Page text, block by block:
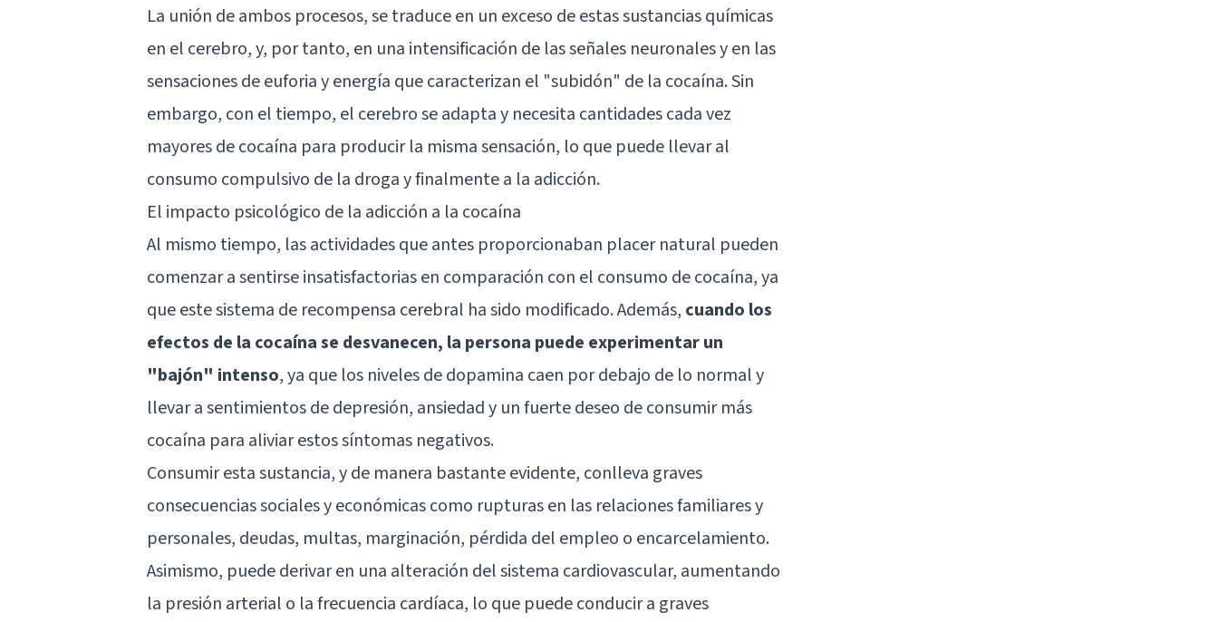
La unión de ambos procesos, se traduce en un exceso de estas sustancias químicas
en el cerebro, y, por tanto, en una intensificación de las señales neuronales y en las
sensaciones de euforia y energía que caracterizan el "subidón" de la cocaína. Sin
embargo, con el tiempo, el cerebro se adapta y necesita cantidades cada vez
mayores de cocaína para producir la misma sensación, lo que puede llevar al
consumo compulsivo de la droga y finalmente a la adicción.
El impacto psicológico de la adicción a la cocaína
Al mismo tiempo, las actividades que antes proporcionaban placer natural pueden
comenzar a sentirse insatisfactorias en comparación con el consumo de cocaína, ya
que este sistema de recompensa cerebral ha sido modificado. Además, cuando los
efectos de la cocaína se desvanecen, la persona puede experimentar un
"bajón" intenso, ya que los niveles de dopamina caen por debajo de lo normal y
llevar a sentimientos de depresión, ansiedad y un fuerte deseo de consumir más
cocaína para aliviar estos síntomas negativos.
Consumir esta sustancia, y de manera bastante evidente, conlleva graves
consecuencias sociales y económicas como rupturas en las relaciones familiares y
personales, deudas, multas, marginación, pérdida del empleo o encarcelamiento.
Asimismo, puede derivar en una alteración del sistema cardiovascular, aumentando
la presión arterial o la frecuencia cardíaca, lo que puede conducir a graves